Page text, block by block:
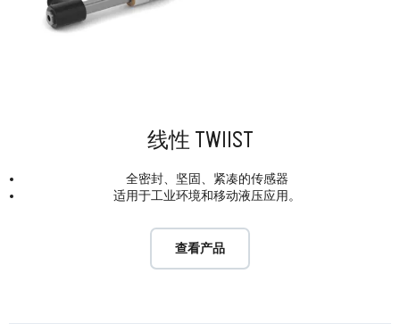
线性 TWIIST
全密封、坚固、紧凑的传感器
适用于工业环境和移动液压应用。
查看产品